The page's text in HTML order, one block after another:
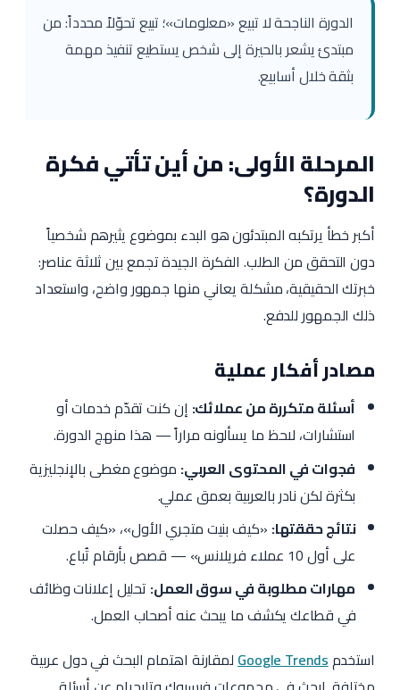
الدورة الناجحة لا تبيع «معلومات»؛ تبيع تحوّلاً محدداً: من
مبتدئ يشعر بالحيرة إلى شخص يستطيع تنفيذ مهمة
بثقة خلال أسابيع.
المرحلة الأولى: من أين تأتي فكرة
الدورة؟
أكبر خطأ يرتكبه المبتدئون هو البدء بموضوع يثيرهم شخصياً
دون التحقق من الطلب. الفكرة الجيدة تجمع بين ثلاثة عناصر:
خبرتك الحقيقية، مشكلة يعاني منها جمهور واضح، واستعداد
ذلك الجمهور للدفع.
مصادر أفكار عملية
أسئلة متكررة من عملائك: إن كنت تقدّم خدمات أو
استشارات، لاحظ ما يسألونه مراراً — هذا منهج الدورة.
فجوات في المحتوى العربي: موضوع مغطى بالإنجليزية
بكثرة لكن نادر بالعربية بعمق عملي.
نتائج حققتها: «كيف بنيت متجري الأول»، «كيف حصلت
على أول 10 عملاء فريلانس» — قصص بأرقام تُباع.
مهارات مطلوبة في سوق العمل: تحليل إعلانات وظائف
في قطاعك يكشف ما يبحث عنه أصحاب العمل.
استخدمGoogle Trendsلمقارنة اهتمام البحث في دول عربية